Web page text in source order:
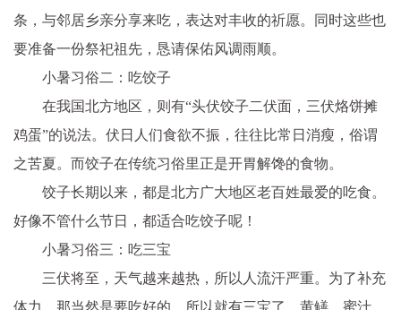
条，与邻居乡亲分享来吃，表达对丰收的祈愿。同时这些也
要准备一份祭祀祖先，恳请保佑风调雨顺。
小暑习俗二：吃饺子
在我国北方地区，则有“头伏饺子二伏面，三伏烙饼摊
鸡蛋”的说法。伏日人们食欲不振，往往比常日消瘦，俗谓
之苦夏。而饺子在传统习俗里正是开胃解馋的食物。
饺子长期以来，都是北方广大地区老百姓最爱的吃食。
好像不管什么节日，都适合吃饺子呢！
小暑习俗三：吃三宝
三伏将至，天气越来越热，所以人流汗严重。为了补充
体力，那当然是要吃好的。所以就有三宝了，黄鳝、蜜汁